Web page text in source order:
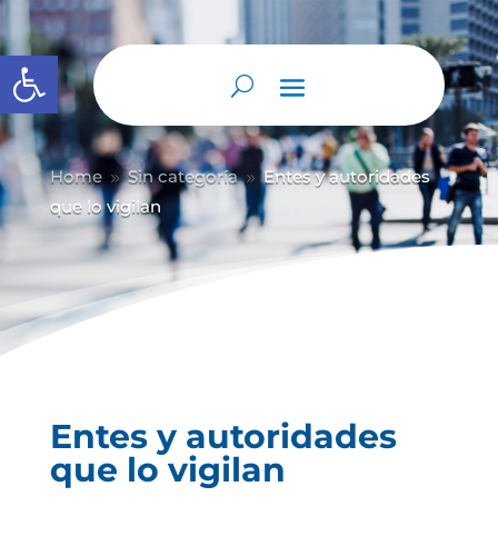
Abrir barra de herramientas
Home 9 Sin categoría 9 Entes y autoridades
que lo vigilan
Entes y autoridades
que lo vigilan